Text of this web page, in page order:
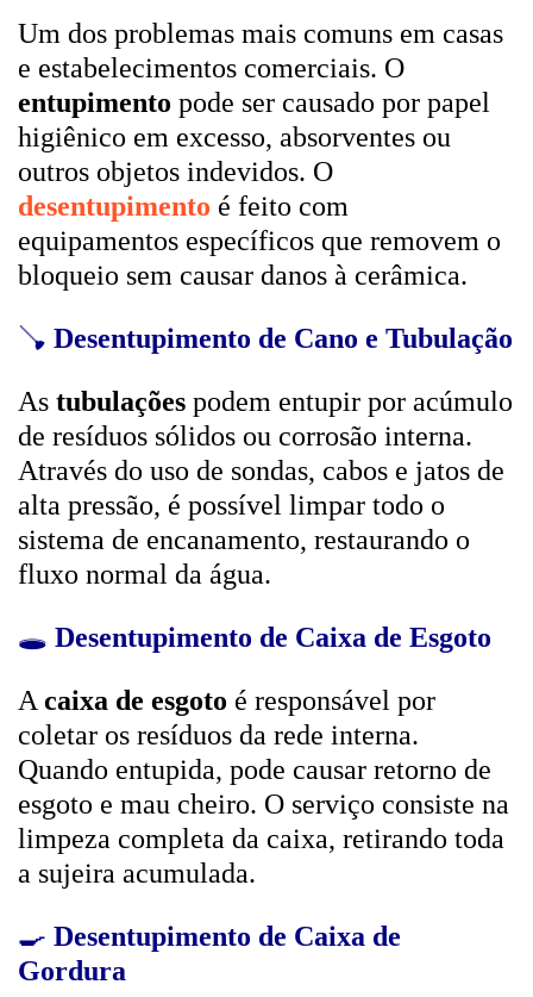
Um dos problemas mais comuns em casas
e estabelecimentos comerciais. O
entupimento pode ser causado por papel
higiênico em excesso, absorventes ou
outros objetos indevidos. O
desentupimento é feito com
equipamentos específicos que removem o
bloqueio sem causar danos à cerâmica.
🪠 Desentupimento de Cano e Tubulação
As tubulações podem entupir por acúmulo
de resíduos sólidos ou corrosão interna.
Através do uso de sondas, cabos e jatos de
alta pressão, é possível limpar todo o
sistema de encanamento, restaurando o
fluxo normal da água.
🕳️ Desentupimento de Caixa de Esgoto
A caixa de esgoto é responsável por
coletar os resíduos da rede interna.
Quando entupida, pode causar retorno de
esgoto e mau cheiro. O serviço consiste na
limpeza completa da caixa, retirando toda
a sujeira acumulada.
🍳 Desentupimento de Caixa de
Gordura